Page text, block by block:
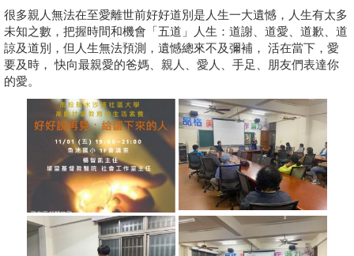
很多親人無法在至愛離世前好好道別是人生一大遺憾，人生有太多
未知之數，把握時間和機會「五道」人生：道謝、道愛、道歉、道
諒及道別，但人生無法預測，遺憾總來不及彌補， 活在當下，愛
要及時， 快向最親愛的爸媽、親人、愛人、手足、朋友們表達你
的愛。